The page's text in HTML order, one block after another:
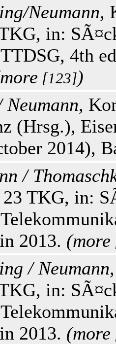
Neumann,
in:
4th
more [123])
Neumann,
(Hrsg.),
2014),
/
23 TKG, in:
2013. (more
/ Neumann,
in:
2013. (more